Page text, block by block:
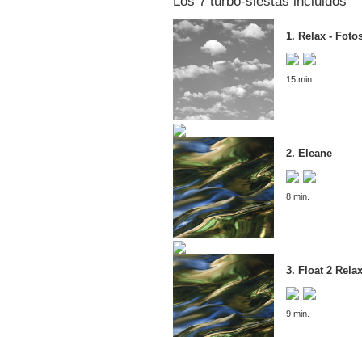
1. Relax -
15 min.
2. Eleane
8 min.
3. Float 2 Relax
9 min.